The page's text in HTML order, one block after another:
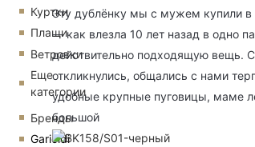
Куртки
Плащи
Ветровки
Еще
категории
Бренды
Garioldi
Эту дублёнку мы с мужем купили
— как влезла 10 лет назад в одно
действительно подходящую вещь.
откликнулись, общались с нами
удобные крупные пуговицы, маме
большой